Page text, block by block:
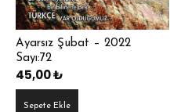
Ayarsız Şubat – 2022
Sayı:72
45,00₺
Sepete Ekle